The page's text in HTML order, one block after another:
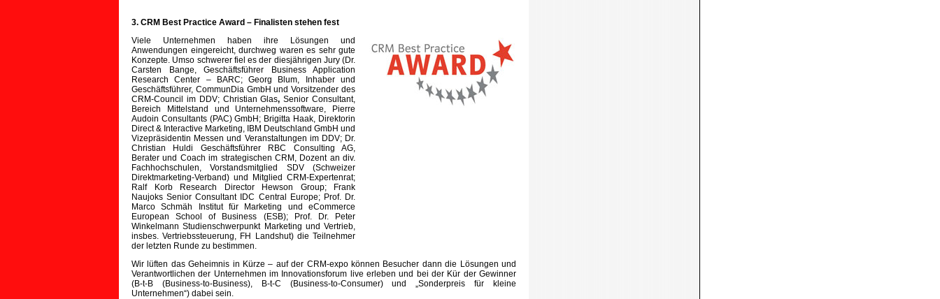
3. CRM Best Practice Award – Finalisten stehen fest
Viele Unternehmen haben ihre Lösungen und
Anwendungen eingereicht, durchweg waren es sehr gute
Konzepte. Umso schwerer fiel es der diesjährigen Jury (Dr.
Carsten Bange, Geschäftsführer Business Application
Research Center – BARC; Georg Blum, Inhaber und
Geschäftsführer, CommunDia GmbH und Vorsitzender des
CRM-Council im DDV; Christian Glas,Senior Consultant,
Bereich Mittelstand und Unternehmenssoftware, Pierre
Audoin Consultants (PAC) GmbH; Brigitta Haak, Direktorin
Direct & Interactive Marketing, IBM Deutschland GmbH und
Vizepräsidentin Messen und Veranstaltungen im DDV; Dr.
Christian Huldi Geschäftsführer RBC Consulting AG,
Berater und Coach im strategischen CRM, Dozent an div.
Fachhochschulen, Vorstandsmitglied SDV (Schweizer
Direktmarketing-Verband) und Mitglied CRM-Expertenrat;
Ralf Korb
Research Director Hewson Group; Frank
Naujoks Senior Consultant IDC Central Europe; Prof. Dr.
Marco Schmäh
Institut für Marketing und eCommerce
European School of Business (ESB); Prof. Dr. Peter
Winkelmann Studienschwerpunkt Marketing und Vertrieb,
insbes. Vertriebssteuerung, FH Landshut) die Teilnehmer
der letzten Runde zu bestimmen.
Wir lüften das Geheimnis in Kürze – auf der CRM-expo können Besucher dann die Lösungen und
Verantwortlichen der Unternehmen im Innovationsforum live erleben und bei der Kür der Gewinner
(B-t-B (Business-to-Business), B-t-C (Business-to-Consumer) und „Sonderpreis für kleine
Unternehmen“) dabei sein.